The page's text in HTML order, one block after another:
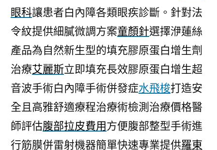
眼科讓患者白內障各類眼疾診斷。針對法
令紋提供細膩微調方案童顏針選擇洢蓮絲
產品為自然新生型的填充膠原蛋白增生劑
治療艾麗斯立即填充長效膠原蛋白增生超
音波手術白內障手術併發症水飛梭打造安
全且高雅舒適療程治療術檢測治療價格醫
師評估腹部拉皮費用方便腹部整型手術進
行筋膜併雷射機器簡單快速專業提供羅東